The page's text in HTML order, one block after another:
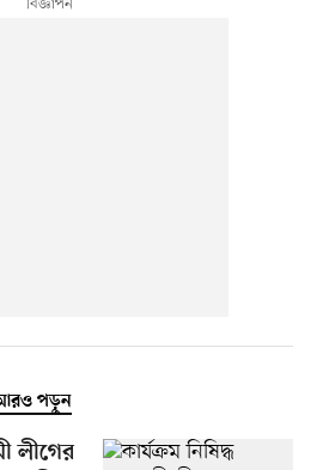
আরও পড়ুন
লীগের